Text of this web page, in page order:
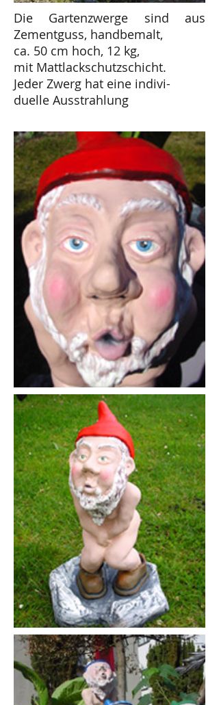
Die Gartenzwerge sind aus
Zementguss, handbemalt,
ca. 50 cm hoch, 12 kg,
mit Mattlackschutzschicht.
Jeder Zwerg hat eine indivi-
duelle Ausstrahlung